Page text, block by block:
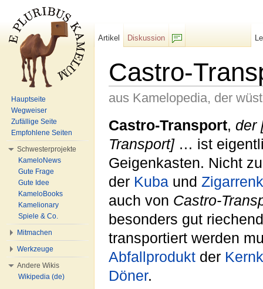
Castro-
aus Kamelopedia, der
Castro-Transport, der
Transport]… ist
Geigenkasten. Nicht
der Kuba und
auch von Castro-
besonders gut
transportiert werden
Abfallprodukt der
Döner.
Artikel
Diskussion
Hauptseite
Wegweiser
Zufällige Seite
Empfohlene Seiten
Schwesterprojekte
KameloNews
Gute Frage
Gute Idee
KameloBooks
Kamelionary
Spiele & Co.
Mitmachen
Werkzeuge
Andere Wikis
Wikipedia (de)